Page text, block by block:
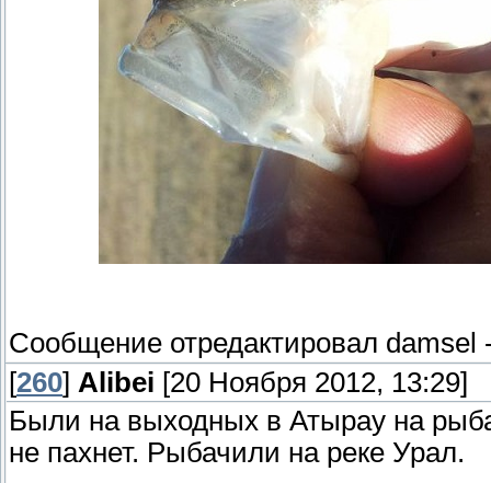
Сообщение отредактировал damsel
[260] Alibei [20 Ноября 2012, 13:29]
Были на выходных в Атырау на
не пахнет. Рыбачили на реке Урал.